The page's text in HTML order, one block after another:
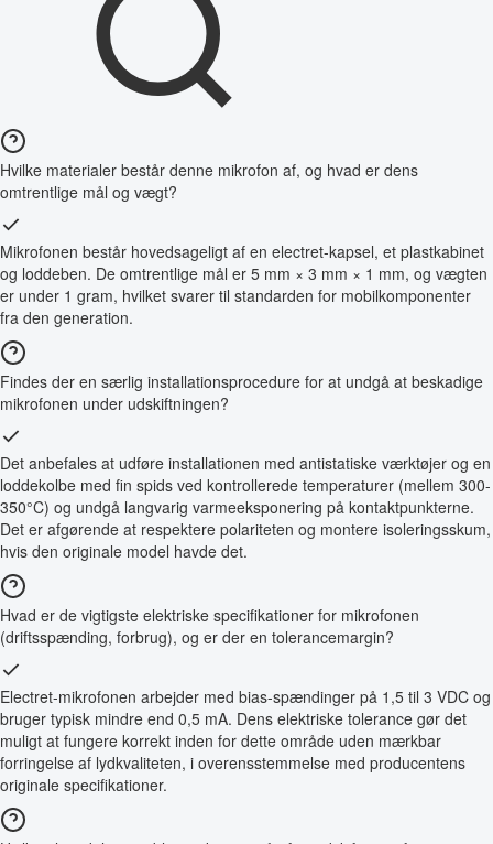
Hvilke materialer består denne mikrofon af, og hvad er dens
omtrentlige mål og vægt?
Mikrofonen består hovedsageligt af en electret-kapsel, et plastkabinet
og loddeben. De omtrentlige mål er 5 mm × 3 mm × 1 mm, og vægten
er under 1 gram, hvilket svarer til standarden for mobilkomponenter
fra den generation.
Findes der en særlig installationsprocedure for at undgå at beskadige
mikrofonen under udskiftningen?
Det anbefales at udføre installationen med antistatiske værktøjer og en
loddekolbe med fin spids ved kontrollerede temperaturer (mellem 300-
350°C) og undgå langvarig varmeeksponering på kontaktpunkterne.
Det er afgørende at respektere polariteten og montere isoleringsskum,
hvis den originale model havde det.
Hvad er de vigtigste elektriske specifikationer for mikrofonen
(driftsspænding, forbrug), og er der en tolerancemargin?
Electret-mikrofonen arbejder med bias-spændinger på 1,5 til 3 VDC og
bruger typisk mindre end 0,5 mA. Dens elektriske tolerance gør det
muligt at fungere korrekt inden for dette område uden mærkbar
forringelse af lydkvaliteten, i overensstemmelse med producentens
originale specifikationer.